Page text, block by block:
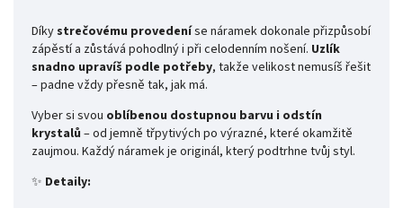
Díkystrečovému provedeníse náramek dokonale přizpůsobí
zápěstí a zůstává pohodlný i při celodenním nošení. Uzlík
snadno upravíš podle potřeby, takže velikost nemusíš řešit
– padne vždy přesně tak, jak má.
Vyber si svou oblíbenou dostupnou barvu i odstín
krystalů – od jemně třpytivých po výrazné, které okamžitě
zaujmou. Každý náramek je originál, který podtrhne tvůj styl.
✨ Detaily: